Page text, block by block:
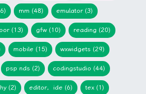
mm (48) emulator (3)
(13) gfw (10) reading (20)
mobile (15) wxwidgets (29)
psp nds (2) codingstudio (44)
(2) editor，ide (6) tex (1)